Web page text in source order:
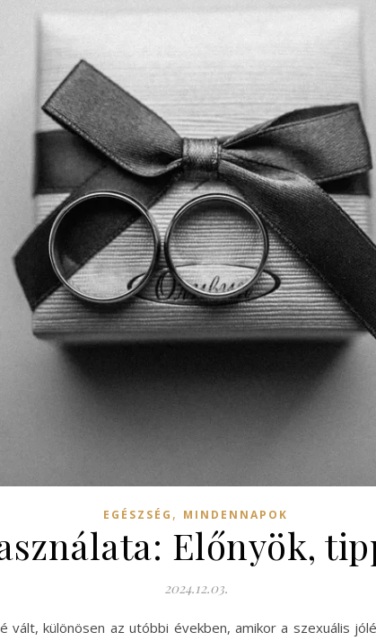
EGÉSZSÉG , MINDENNAPOK
Előnyök,
2024.12.03.
vált, különösen az utóbbi években, amikor a szexuális